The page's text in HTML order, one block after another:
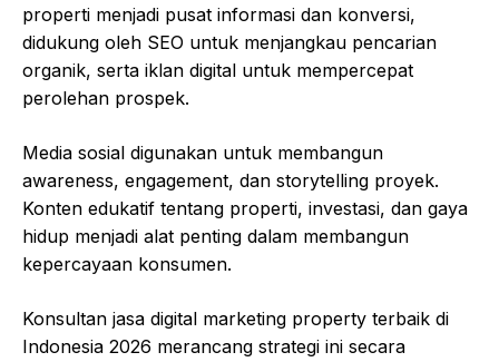
properti menjadi pusat informasi dan konversi,
didukung oleh SEO untuk menjangkau pencarian
organik, serta iklan digital untuk mempercepat
perolehan prospek.
Media sosial digunakan untuk membangun
awareness, engagement, dan storytelling proyek.
Konten edukatif tentang properti, investasi, dan gaya
hidup menjadi alat penting dalam membangun
kepercayaan konsumen.
Konsultan jasa digital marketing property terbaik di
Indonesia 2026 merancang strategi ini secara